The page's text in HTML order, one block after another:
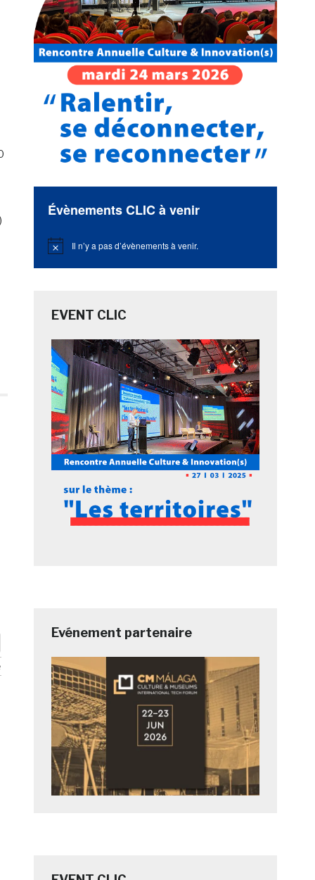
Évènements CLIC à venir
Notice Il n’y a pas d’évènements à venir.
EVENT CLIC
Evénement partenaire